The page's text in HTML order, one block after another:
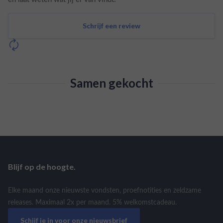
Schrijf een review
Samen gekocht
Blijf op de hoogte.
Elke maand onze nieuwste vondsten, proefnotities en zeldzame
releases. Maximaal 2x per maand. 5% welkomstcadeau.
Schijf je in voor onze nieuwsbrief